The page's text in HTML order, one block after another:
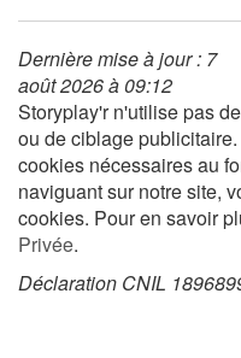
Dernière mise à jour : 7
août 2026 à 09:12
Storyplay'r n'utilise pas
ou de ciblage
cookies nécessaires au
naviguant sur notre site,
cookies. Pour en savoir
Privée.
Déclaration CNIL